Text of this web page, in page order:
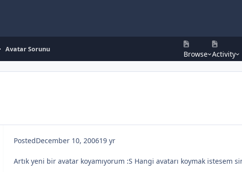
Avatar Sorunu
Browse Activity
PostedDecember 10, 200619 yr
Artık yeni bir avatar koyamıyorum :S Hangi avatarı koymak istesem